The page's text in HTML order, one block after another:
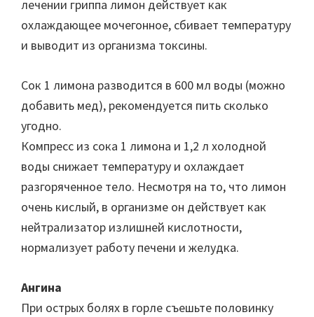
лечении гриппа лимон действует как
охлаждающее мочегонное, сбивает температуру
и выводит из организма токсины.
Сок 1 лимона разводится в 600 мл воды (можно
добавить мед), рекомендуется пить сколько
угодно.
Компресс из сока 1 лимона и 1,2 л холодной
воды снижает температуру и охлаждает
разгоряченное тело. Несмотря на то, что лимон
очень кислый, в организме он действует как
нейтрализатор излишней кислотности,
нормализует работу печени и желудка.
Ангина
При острых болях в горле съешьте половинку